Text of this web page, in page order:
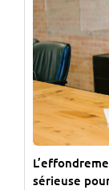
sérieuse